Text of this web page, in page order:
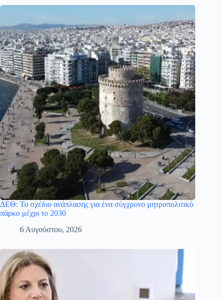
ΔΕΘ: Το σχέδιο ανάπλασης για ένα σύγχρονο μητροπολιτικό
πάρκο μέχρι το 2030
6 Αυγούστου, 2026